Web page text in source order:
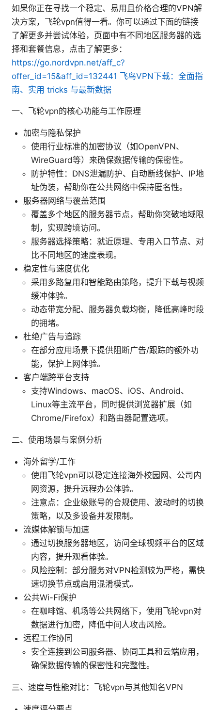
如果你正在寻找一个稳定、易用且价格合理的VPN解
决方案，飞轮vpn值得一看。你可以通过下面的链接
了解更多并尝试体验，页面中有不同地区服务器的选
择和套餐信息，点击了解更多：
https://go.nordvpn.net/aff_c?
offer_id=15&aff_id=132441 飞鸟VPN下载：全面指
南、实用 tricks 与最新数据
一、飞轮vpn的核心功能与工作原理
加密与隐私保护
使用行业标准的加密协议（如OpenVPN、
WireGuard等）来确保数据传输的保密性。
防护特性：DNS泄漏防护、自动断线保护、IP地
址伪装，帮助你在公共网络中保持匿名性。
服务器网络与覆盖范围
覆盖多个地区的服务器节点，帮助你突破地域限
制，实现跨境访问。
服务器选择策略：就近原理、专用入口节点、对
比不同地区的速度表现。
稳定性与速度优化
采用多路复用和智能路由策略，提升下载与视频
缓冲体验。
动态带宽分配、服务器负载均衡，降低高峰时段
的拥堵。
杜绝广告与追踪
在部分应用场景下提供阻断广告/跟踪的额外功
能，保护上网体验。
客户端跨平台支持
支持Windows、macOS、iOS、Android、
Linux等主流平台，同时提供浏览器扩展（如
Chrome/Firefox）和路由器配置选项。
二、使用场景与案例分析
海外留学/工作
使用飞轮vpn可以稳定连接海外校园网、公司内
网资源，提升远程办公体验。
注意点：企业级账号的合规使用、波动时的切换
策略，以及多设备并发限制。
流媒体解锁与加速
通过切换服务器地区，访问全球视频平台的区域
内容，提升观看体验。
风险控制：部分服务对VPN检测较为严格，需快
速切换节点或启用混淆模式。
公共Wi-Fi保护
在咖啡馆、机场等公共网络下，使用飞轮vpn对
数据进行加密，降低中间人攻击风险。
远程工作协同
安全连接到公司服务器、协同工具和云端应用，
确保数据传输的保密性和完整性。
三、速度与性能对比：飞轮vpn与其他知名VPN